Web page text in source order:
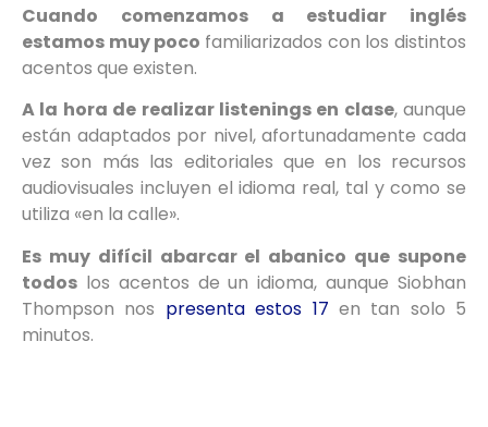
Cuando comenzamos a estudiar inglés
estamos muy poco familiarizados con los distintos
acentos que existen.
A la hora de realizar listenings en clase, aunque
están adaptados por nivel, afortunadamente cada
vez son más las editoriales que en los recursos
audiovisuales incluyen el idioma real, tal y como se
utiliza «en la calle».
Es muy difícil abarcar el abanico que supone
todos los acentos de un idioma, aunque Siobhan
Thompson nos presenta estos 17 en tan solo 5
minutos.